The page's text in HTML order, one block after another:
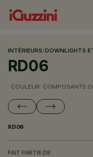
INTÉRIEURS/DOWNLIGHTS
RD06
COULEUR COMPOSANTS
RD06
FAIT PARTIE DE